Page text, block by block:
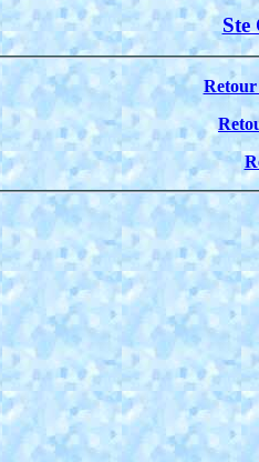
Ste
Retour